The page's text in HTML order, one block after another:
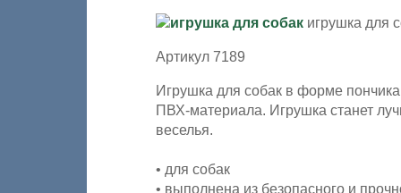
игрушка для
Артикул 7189
Игрушка для собак в форме
ПВХ-материала. Игрушка станет
веселья.
• для собак
• выполнена из безопасного и